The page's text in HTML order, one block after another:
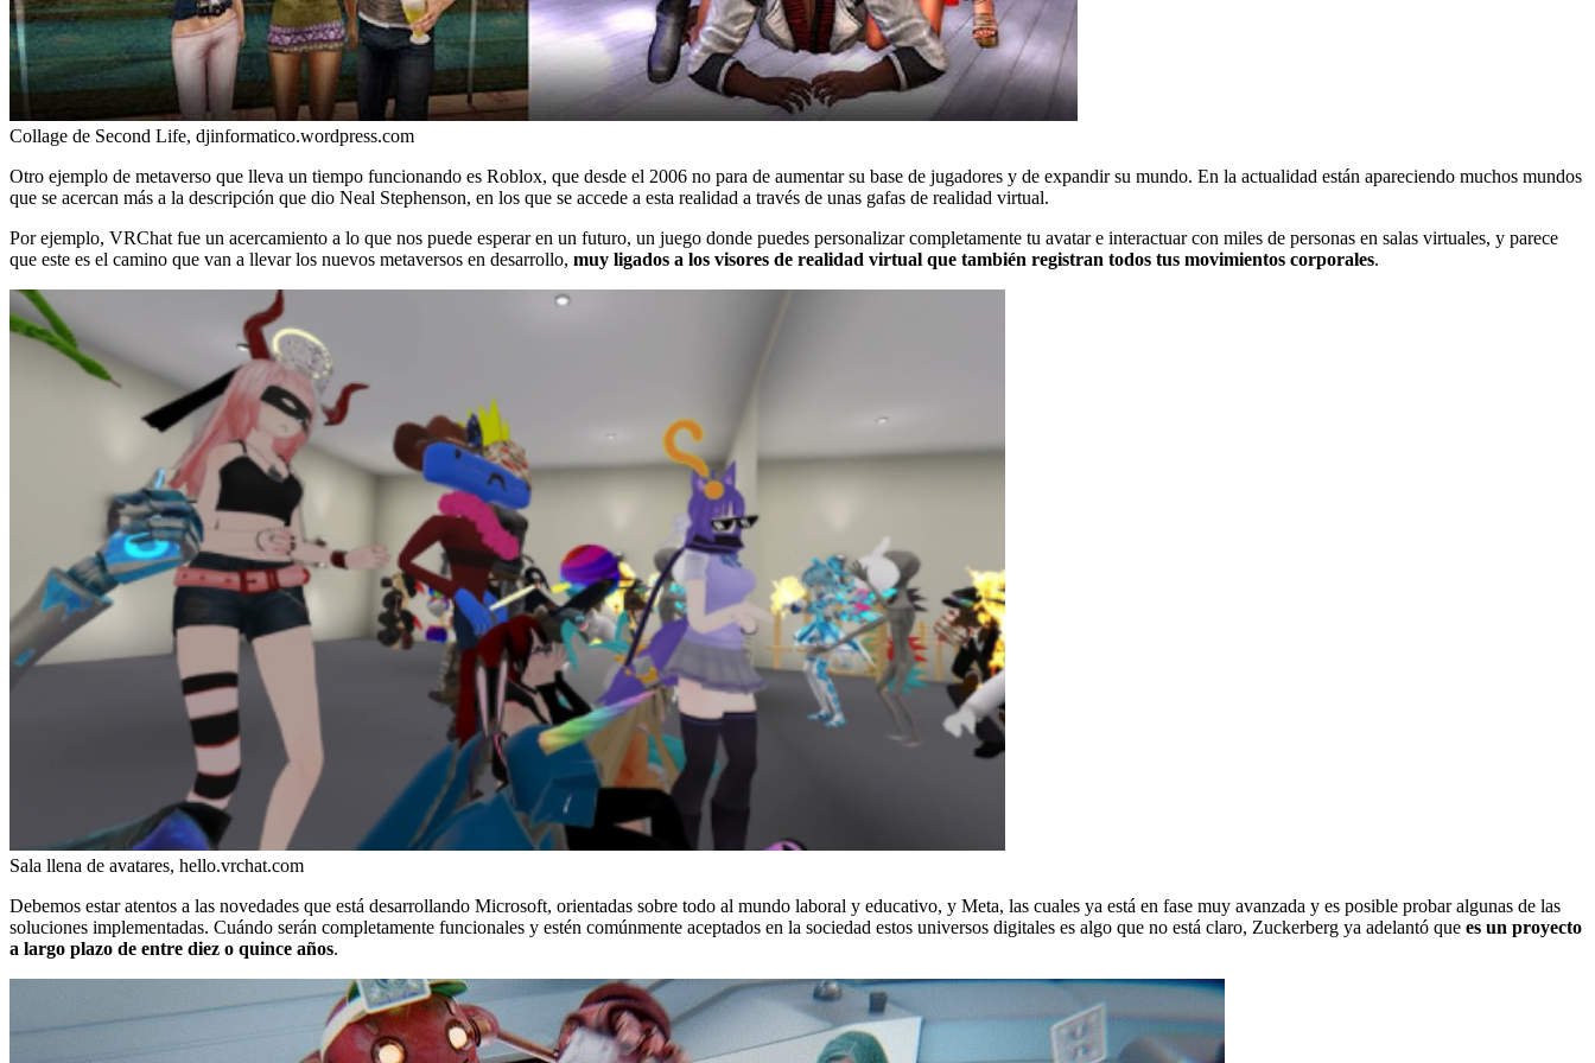
Collage de Second Life, djinformatico.wordpress.com
Otro ejemplo de metaverso que lleva un tiempo funcionando es Roblox, que desde el 2006 no para de aumentar su base de jugadores y de expandir su mundo. En la actualidad están apareciendo muchos mundos
que se acercan más a la descripción que dio Neal Stephenson, en los que se accede a esta realidad a través de unas gafas de realidad virtual.
Por ejemplo, VRChat fue un acercamiento a lo que nos puede esperar en un futuro, un juego donde puedes personalizar completamente tu avatar e interactuar con miles de personas en salas virtuales, y parece
que este es el camino que van a llevar los nuevos metaversos en desarrollo, muy ligados a los visores de realidad virtual que también registran todos tus movimientos corporales.
Sala llena de avatares, hello.vrchat.com
Debemos estar atentos a las novedades que está desarrollando Microsoft, orientadas sobre todo al mundo laboral y educativo, y Meta, las cuales ya está en fase muy avanzada y es posible probar algunas de las
soluciones implementadas. Cuándo serán completamente funcionales y estén comúnmente aceptados en la sociedad estos universos digitales es algo que no está claro, Zuckerberg ya adelantó que es un proyecto
a largo plazo de entre diez o quince años.